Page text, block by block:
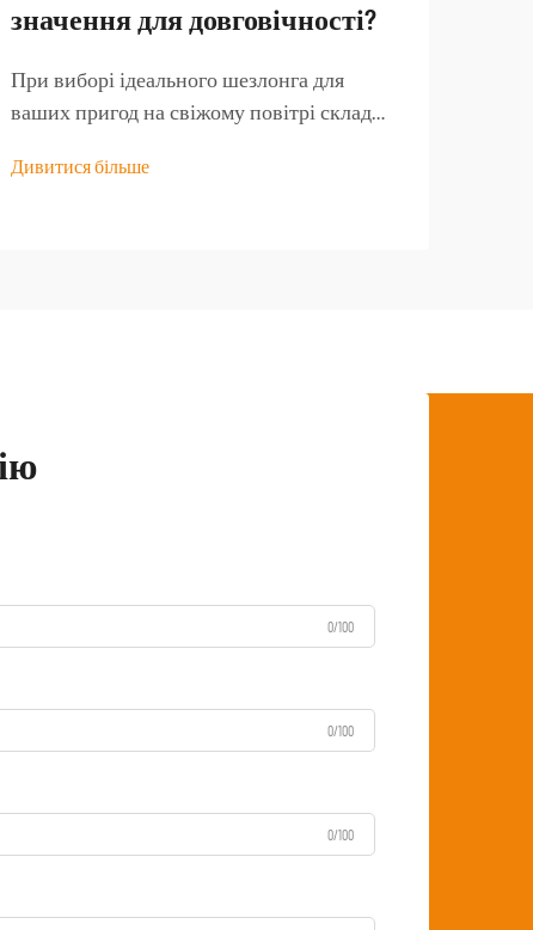
значення для довговічності?
При виборі ідеального шезлонга для
ваших пригод на свіжому повітрі склад
визначає довготривалу міцність і
Дивитися більше
0/100
0/100
0/100